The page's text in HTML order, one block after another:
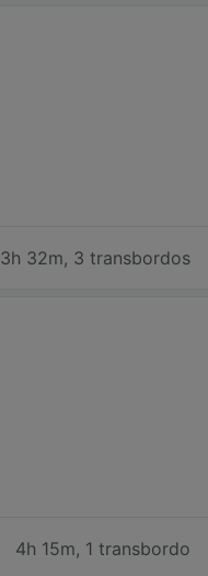
3h 32m, 3 transbordos
4h 15m, 1 transbordo